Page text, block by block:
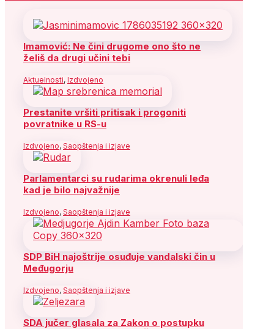
Imamović: Ne čini drugome ono što ne
želiš da drugi učini tebi
Aktuelnosti, Izdvojeno
Prestanite vršiti pritisak i progoniti
povratnike u RS-u
Izdvojeno, Saopštenja i izjave
Parlamentarci su rudarima okrenuli leđa
kad je bilo najvažnije
Izdvojeno, Saopštenja i izjave
SDP BiH najoštrije osuđuje vandalski čin u
Međugorju
Izdvojeno, Saopštenja i izjave
SDA jučer glasala za Zakon o postupku